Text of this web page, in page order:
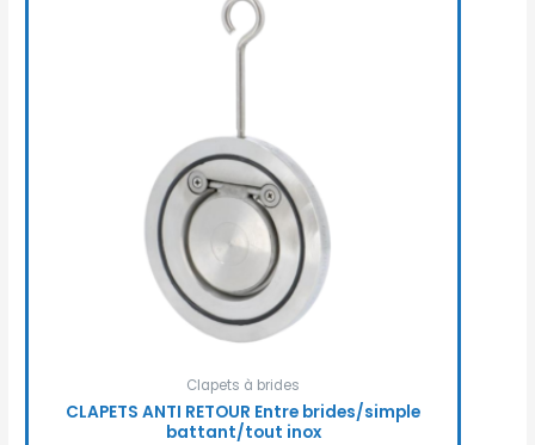
Clapets à brides
CLAPETS ANTI RETOUR Entre brides/simple
battant/tout inox